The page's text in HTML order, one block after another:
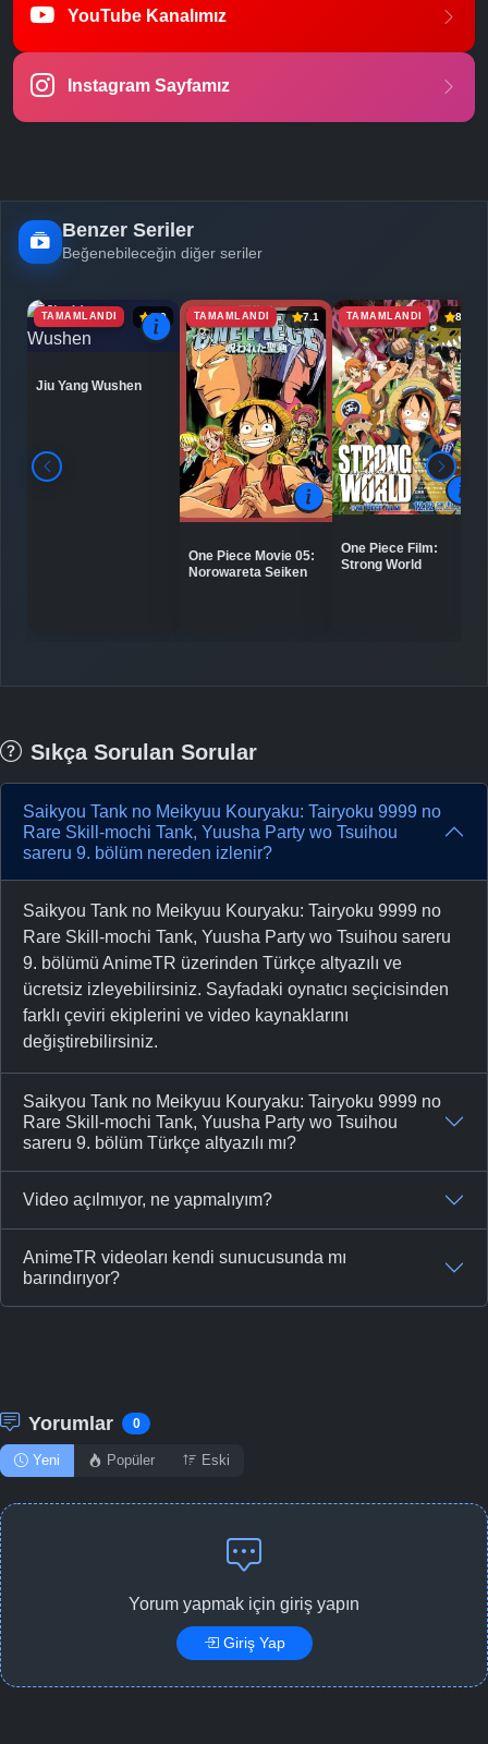
YouTube Kanalımız
Instagram Sayfamız
Benzer Seriler
Beğenebileceğin diğer seriler
TAMAMLANDI 6.9
Jiu Yang Wushen
TAMAMLANDI 7.1
One Piece Movie 05:
Norowareta Seiken
TAMAMLANDI 8.0
One Piece Film:
Strong World
Sıkça Sorulan Sorular
Saikyou Tank no Meikyuu Kouryaku: Tairyoku 9999 no
Rare Skill-mochi Tank, Yuusha Party wo Tsuihou
sareru 9. bölüm nereden izlenir?
Saikyou Tank no Meikyuu Kouryaku: Tairyoku 9999 no
Rare Skill-mochi Tank, Yuusha Party wo Tsuihou sareru
9. bölümü AnimeTR üzerinden Türkçe altyazılı ve
ücretsiz izleyebilirsiniz. Sayfadaki oynatıcı seçicisinden
farklı çeviri ekiplerini ve video kaynaklarını
değiştirebilirsiniz.
Saikyou Tank no Meikyuu Kouryaku: Tairyoku 9999 no
Rare Skill-mochi Tank, Yuusha Party wo Tsuihou
sareru 9. bölüm Türkçe altyazılı mı?
Video açılmıyor, ne yapmalıyım?
AnimeTR videoları kendi sunucusunda mı
barındırıyor?
Yorumlar 0
Yeni Popüler Eski
Yorum yapmak için giriş yapın
Giriş Yap